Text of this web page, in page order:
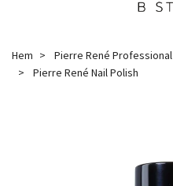
Hem Pierre René Professional
Pierre René Nail Polish